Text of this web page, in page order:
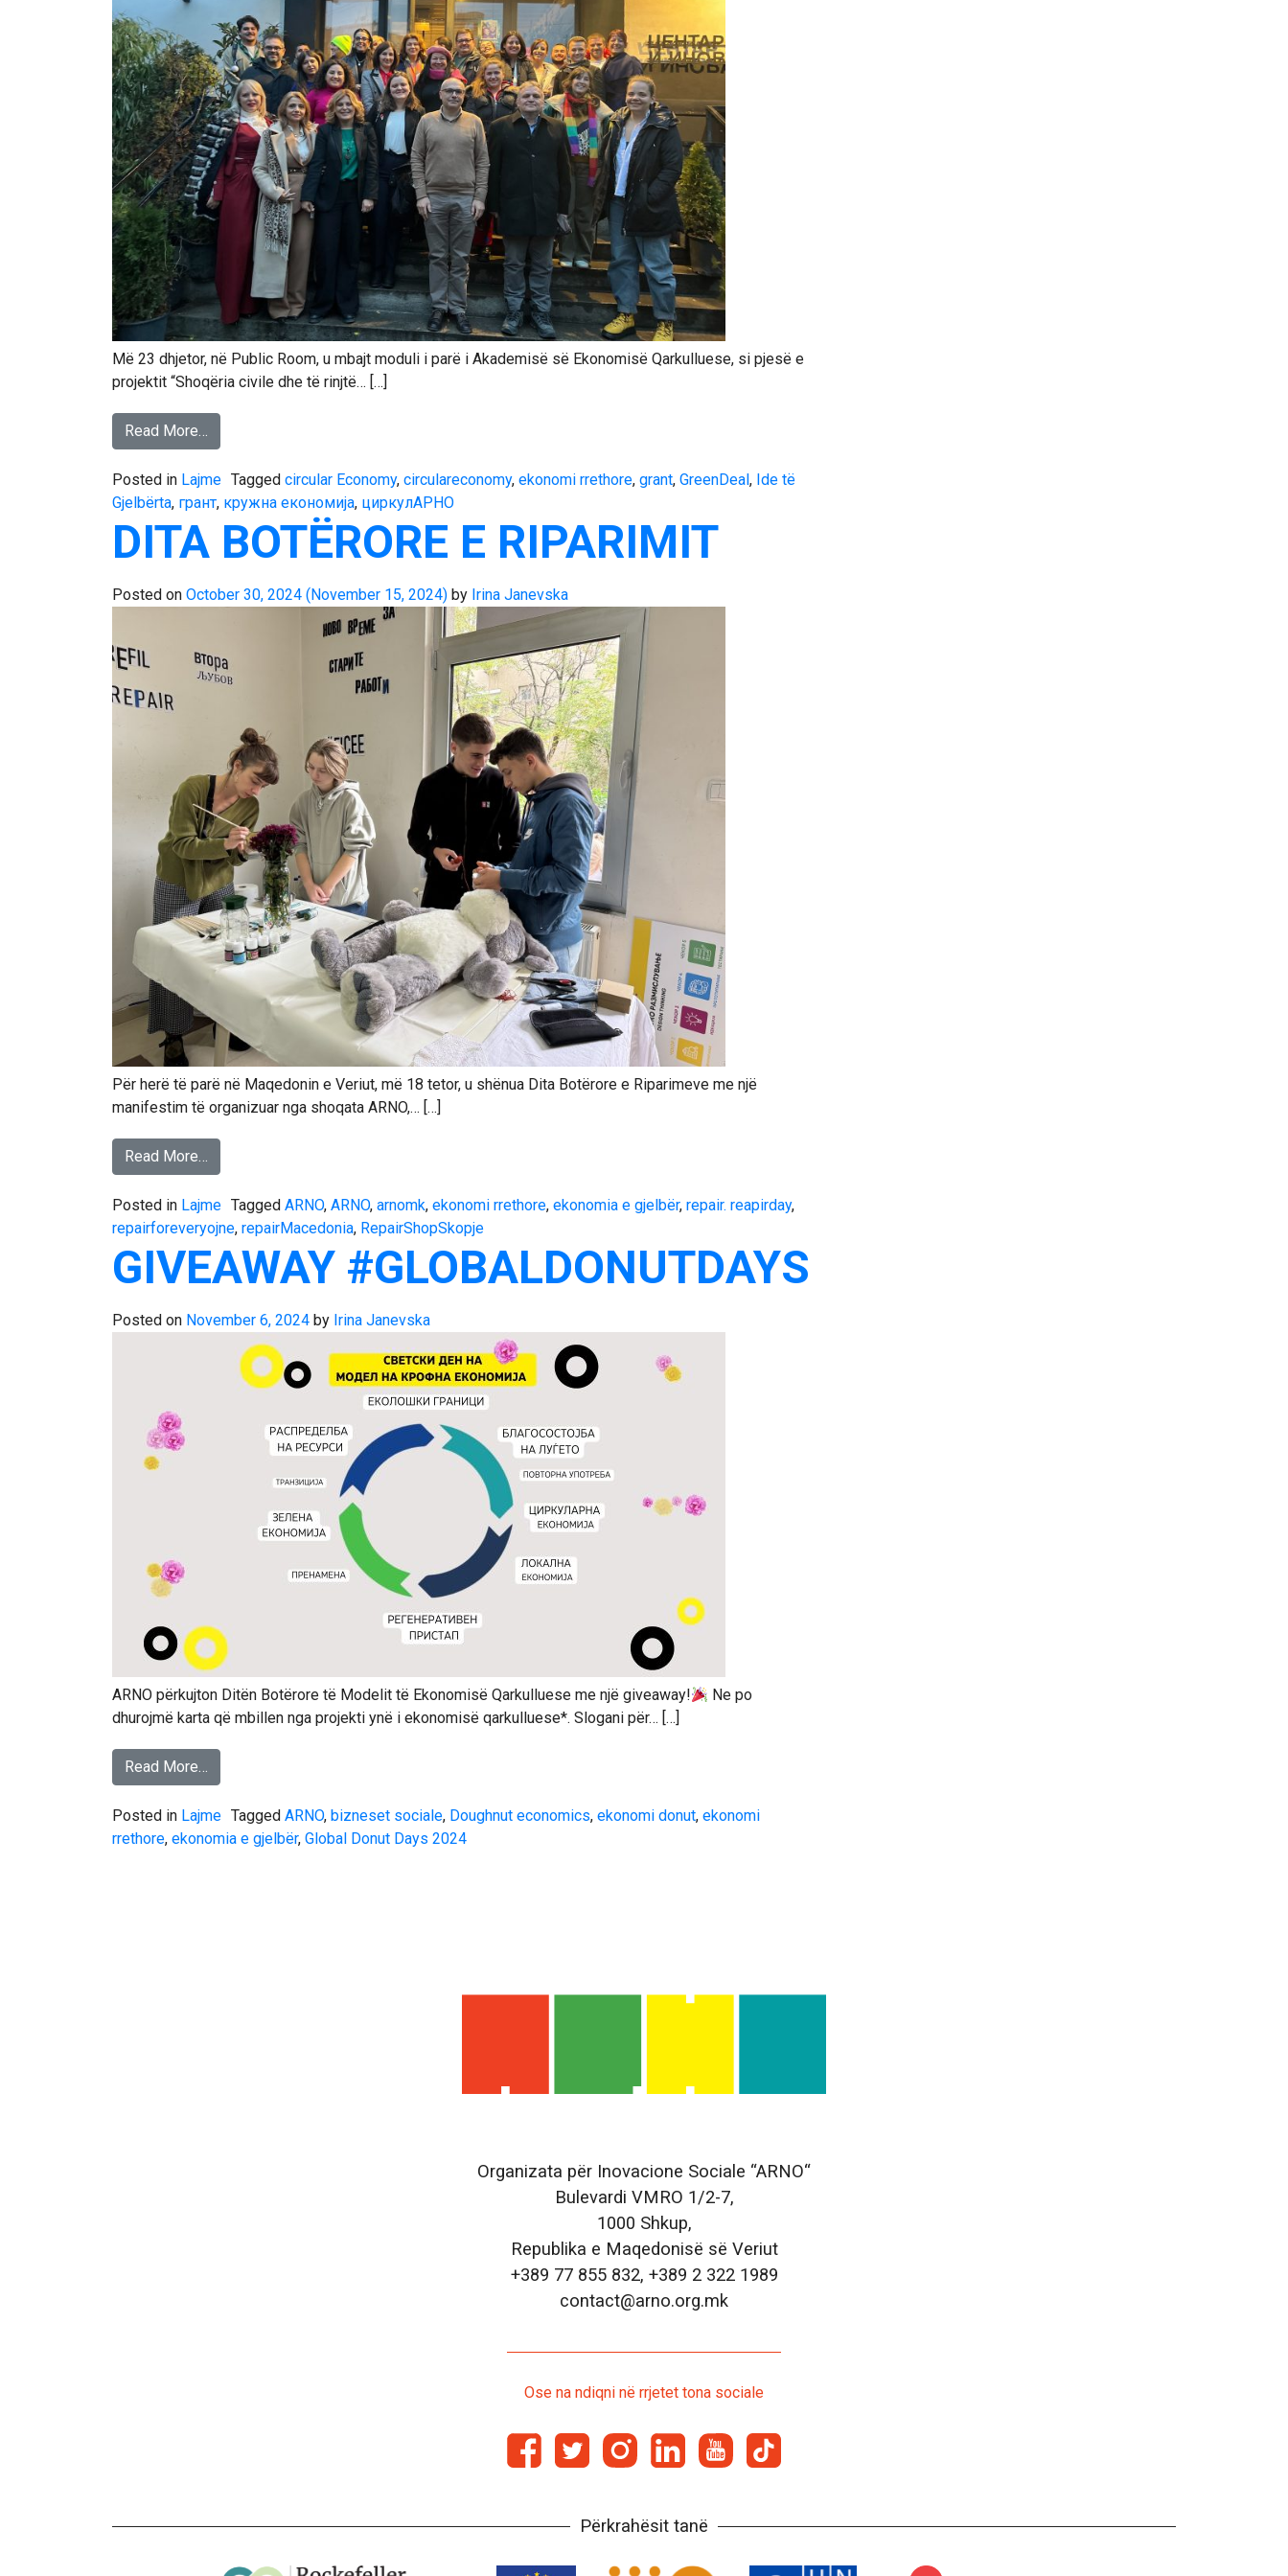
Më 23 dhjetor, në Public Room, u mbajt moduli i parë i Akademisë së Ekonomisë Qarkulluese, si pjesë e
projektit “Shoqëria civile dhe të rinjtë… […]
Read More…
Posted in Lajme Tagged circular Economy, circulareconomy, ekonomi rrethore, grant, GreenDeal, Ide të
Gjelbërta, грант, кружна економија, циркулАРНО
DITA BOTËRORE E RIPARIMIT
Posted on October 30, 2024 (November 15, 2024) by Irina Janevska
Për herë të parë në Maqedonin e Veriut, më 18 tetor, u shënua Dita Botërore e Riparimeve me një
manifestim të organizuar nga shoqata ARNO,… […]
Read More…
Posted in Lajme Tagged ARNO, ARNO, arnomk, ekonomi rrethore, ekonomia e gjelbër, repair. reapirday,
repairforeveryojne, repairMacedonia, RepairShopSkopje
GIVEAWAY #GLOBALDONUTDAYS
Posted on November 6, 2024 by Irina Janevska
ARNO përkujton Ditën Botërore të Modelit të Ekonomisë Qarkulluese me një giveaway!
Ne po
dhurojmë karta që mbillen nga projekti ynë i ekonomisë qarkulluese*. Slogani për… […]
Read More…
Posted in Lajme Tagged ARNO, bizneset sociale, Doughnut economics, ekonomi donut, ekonomi
rrethore, ekonomia e gjelbër, Global Donut Days 2024
Organizata për Inovacione Sociale “ARNO“
Bulevardi VMRO 1/2-7,
1000 Shkup,
Republika e Maqedonisë së Veriut
+389 77 855 832, +389 2 322 1989
contact@arno.org.mk
Ose na ndiqni në rrjetet tona sociale
Përkrahësit tanë